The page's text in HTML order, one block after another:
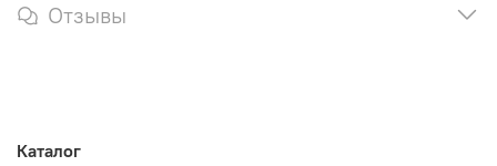
Отзывы
Каталог